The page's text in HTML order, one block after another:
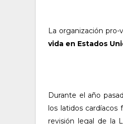
La organización
vida en Estados
Durante el año
los latidos
revisión legal de la